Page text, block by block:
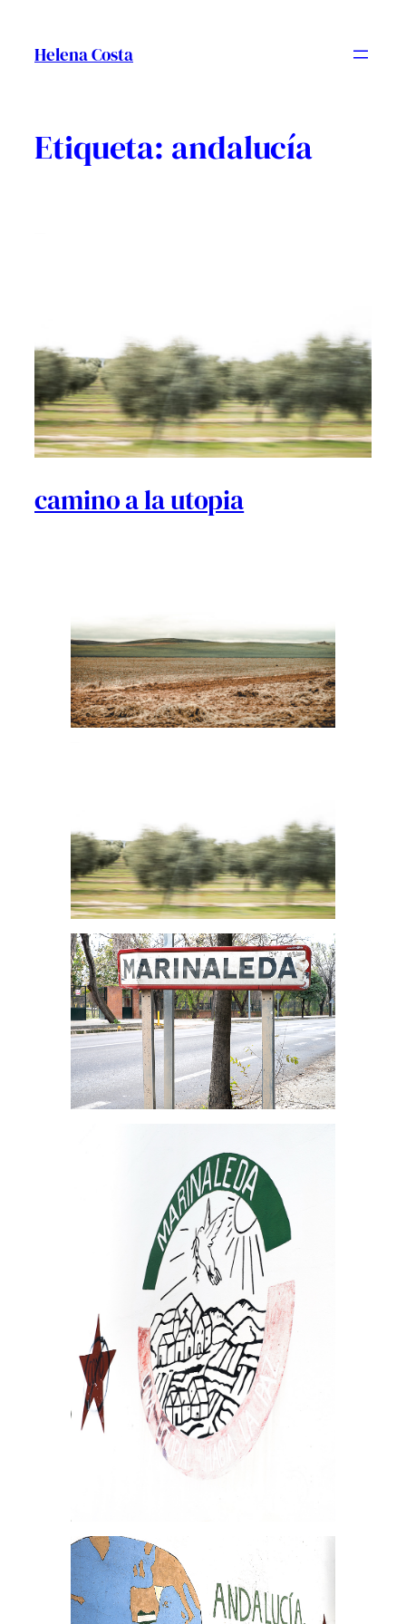
contingut
Helena Costa
Etiqueta: andalucía
camino a la utopia